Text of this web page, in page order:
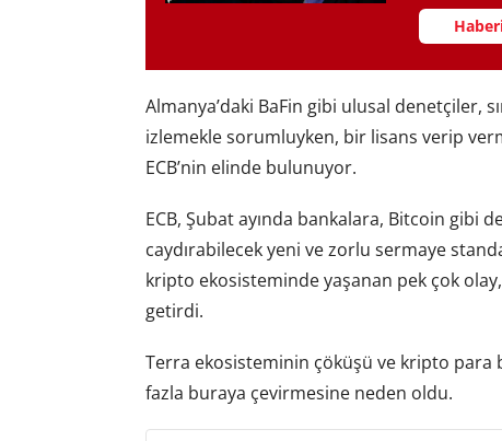
Almanya’daki BaFin gibi ulusal denetçiler,
izlemekle sorumluyken, bir lisans verip
ECB’nin elinde bulunuyor.
ECB, Şubat ayında bankalara, Bitcoin gibi
caydırabilecek yeni ve zorlu sermaye
kripto ekosisteminde yaşanan pek çok
getirdi.
Terra ekosisteminin çöküşü ve kripto para
fazla buraya çevirmesine neden oldu.